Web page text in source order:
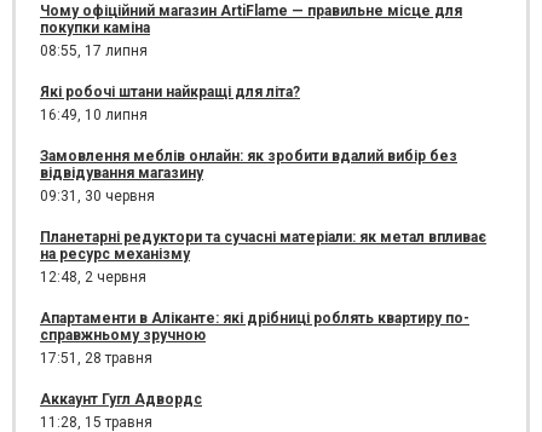
Чому офіційний магазин ArtiFlame — правильне місце для
покупки каміна
08:55, 17 липня
Які робочі штани найкращі для літа?
16:49, 10 липня
Замовлення меблів онлайн: як зробити вдалий вибір без
відвідування магазину
09:31, 30 червня
Планетарні редуктори та сучасні матеріали: як метал впливає
на ресурс механізму
12:48, 2 червня
Апартаменти в Аліканте: які дрібниці роблять квартиру по-
справжньому зручною
17:51, 28 травня
Аккаунт Гугл Адвордс
11:28, 15 травня